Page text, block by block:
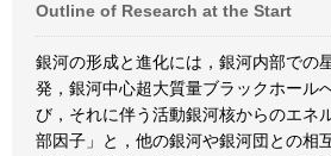
Outline of Research at the Start
銀河の形成と進化には，銀河内部での
発，銀河中心超大質量ブラックホール
び，それに伴う活動銀河核からのエネ
部因子」と，他の銀河や銀河団との相